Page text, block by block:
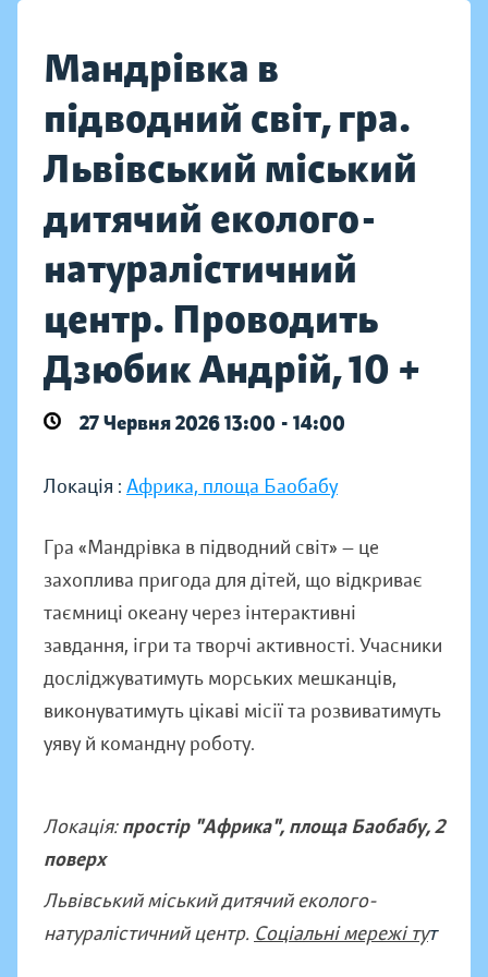
Мандрівка в
підводний світ, гра.
Львівський міський
дитячий еколого-
натуралістичний
центр. Проводить
Дзюбик Андрій, 10 +
27 Червня 2026 13:00 - 14:00
Локація : Африка, площа Баобабу
Гра «Мандрівка в підводний світ» — це
захоплива пригода для дітей, що відкриває
таємниці океану через інтерактивні
завдання, ігри та творчі активності. Учасники
досліджуватимуть морських мешканців,
виконуватимуть цікаві місії та розвиватимуть
уяву й командну роботу.
Локація:простір "Африка", площа Баобабу, 2
поверх
Львівський міський дитячий еколого-
натуралістичний центр. Соціальні мережі тут